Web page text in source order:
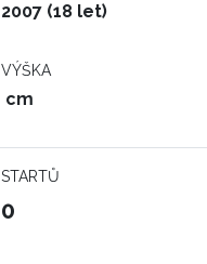
2007 (18 let)
VÝŠKA
cm
STARTŮ
0